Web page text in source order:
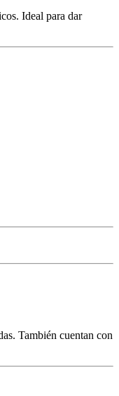
Ideal para dar
También cuentan con